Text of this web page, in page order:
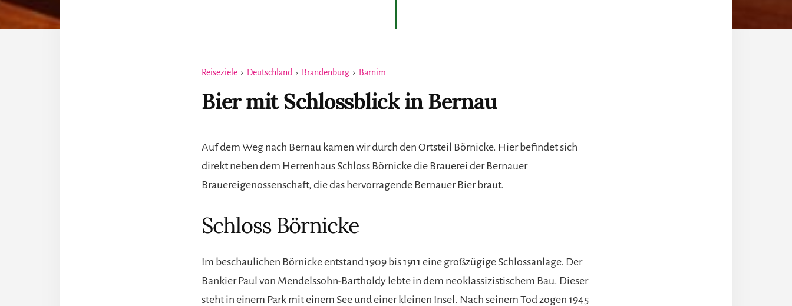
Reiseziele › Deutschland › Brandenburg › Barnim
Bier mit Schlossblick in Bernau
Auf dem Weg nach Bernau kamen wir durch den Ortsteil Börnicke. Hier befindet sich
direkt neben dem Herrenhaus Schloss Börnicke die Brauerei der Bernauer
Brauereigenossenschaft, die das hervorragende Bernauer Bier braut.
Schloss Börnicke
Im beschaulichen Börnicke entstand 1909 bis 1911 eine großzügige Schlossanlage. Der
Bankier Paul von Mendelssohn-Bartholdy lebte in dem neoklassizistischem Bau. Dieser
steht in einem Park mit einem See und einer kleinen Insel. Nach seinem Tod zogen 1945